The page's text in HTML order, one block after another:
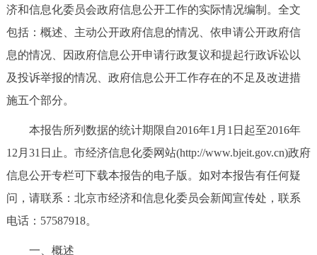
政策兑现 政策解读 回应关切
决策公开 专题公开
个人服务 法人服务 部门服务
便民服务 利企服务 投资项目
政民互动
济和信息化委员会政府信息公开工作的实际情况编制。全文
包括：概述、主动公开政府信息的情况、依申请公开政府信
息的情况、因政府信息公开申请行政复议和提起行政诉讼以
及投诉举报的情况、政府信息公开工作存在的不足及改进措
施五个部分。
本报告所列数据的统计期限自2016年1月1日起至2016年
12月31日止。市经济信息化委网站(http://www.bjeit.gov.cn)政府
信息公开专栏可下载本报告的电子版。如对本报告有任何疑
问，请联系：北京市经济和信息化委员会新闻宣传处，联系
电话：57587918。
一、概述